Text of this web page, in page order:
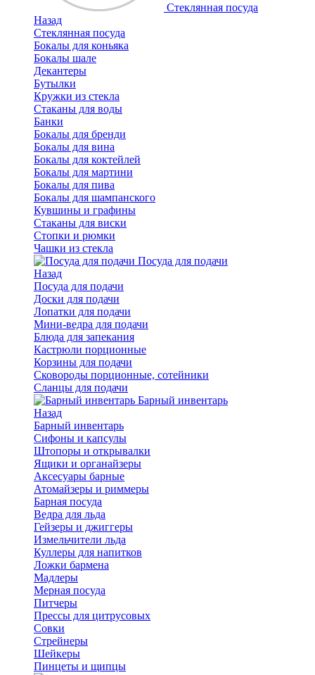
Стеклянная посуда
Назад
Стеклянная посуда
Бокалы для коньяка
Бокалы шале
Декантеры
Бутылки
Кружки из стекла
Стаканы для воды
Банки
Бокалы для бренди
Бокалы для вина
Бокалы для коктейлей
Бокалы для мартини
Бокалы для пива
Бокалы для шампанского
Кувшины и графины
Стаканы для виски
Стопки и рюмки
Чашки из стекла
Посуда для подачи
Назад
Посуда для подачи
Доски для подачи
Лопатки для подачи
Мини-ведра для подачи
Блюда для запекания
Кастрюли порционные
Корзины для подачи
Сковороды порционные, сотейники
Сланцы для подачи
Барный инвентарь
Назад
Барный инвентарь
Сифоны и капсулы
Штопоры и открывалки
Ящики и органайзеры
Аксесуары барные
Атомайзеры и риммеры
Барная посуда
Ведра для льда
Гейзеры и джиггеры
Измельчители льда
Куллеры для напитков
Ложки бармена
Мадлеры
Мерная посуда
Питчеры
Прессы для цитрусовых
Совки
Стрейнеры
Шейкеры
Пинцеты и щипцы